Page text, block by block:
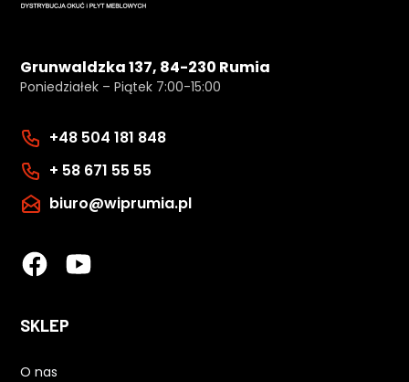
Grunwaldzka 137, 84-230 Rumia
Poniedziałek – Piątek 7:00-15:00
+48 504 181 848
+ 58 671 55 55
biuro@wiprumia.pl
SKLEP
O nas